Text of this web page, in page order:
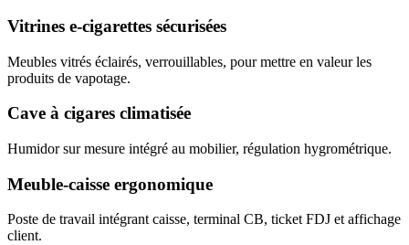
Vitrines e-cigarettes sécurisées
Meubles vitrés éclairés, verrouillables, pour mettre en valeur les
produits de vapotage.
Cave à cigares climatisée
Humidor sur mesure intégré au mobilier, régulation hygrométrique.
Meuble-caisse ergonomique
Poste de travail intégrant caisse, terminal CB, ticket FDJ et affichage
client.